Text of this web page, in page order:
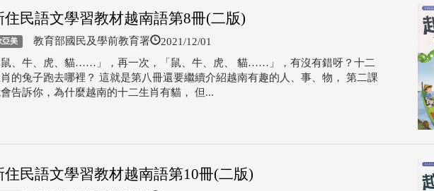
住民語文學習教材越南語第8冊(二版)
亞美 教育部國民及學前教育署 2021/12/01
鼠、牛、虎、貓……」，再一次，「鼠、牛、虎、 貓……」，有沒有錯呀？十二
的兔子跑去哪裡？ 這就是第八冊還要繼續介紹越南有趣的人、事、物， 第二課
告訴你，為什麼越南的十二生肖有貓， 但...
住民語文學習教材越南語第10冊(二版)